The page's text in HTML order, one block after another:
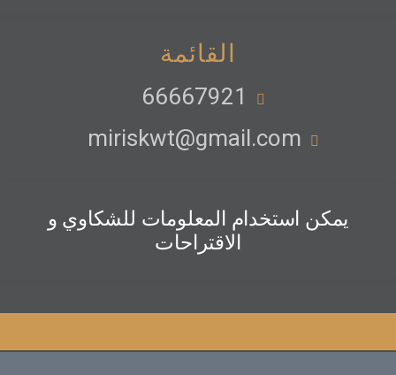
يمكن استخدام المعلومات للشكاوي و
الاقتراحات
القائمة
66667921
miriskwt@gmail.com